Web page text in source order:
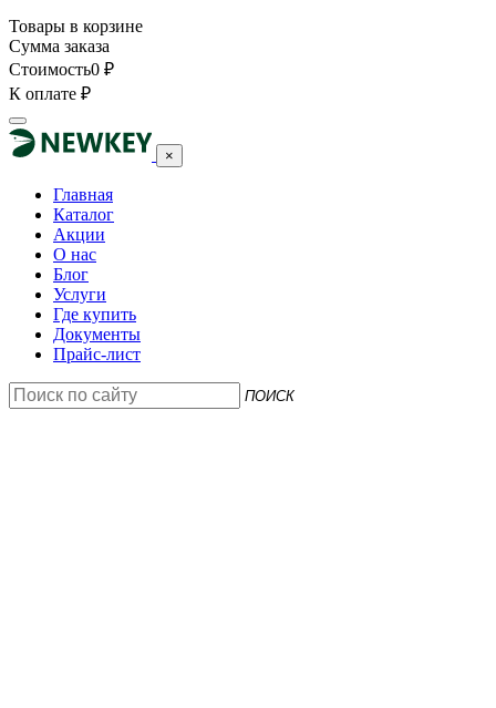
Товары в корзине
Сумма заказа
Стоимость0 ₽
К оплате ₽
×
Главная
Каталог
Акции
О нас
Блог
Услуги
Где купить
Документы
Прайс-лист
ПОИСК